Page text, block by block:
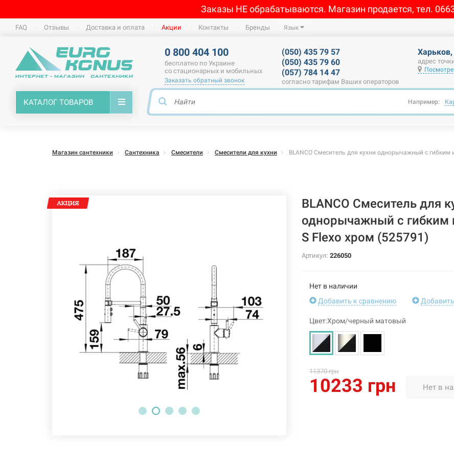
Заказы НЕ обрабатываются. Магазин продается, тел.
FAQ Отзывы Доставка и оплата Акции Контакты Бренды Язык
0 800 404 100
бесплатно по Украине
со стационарных и мобильных
Заказать обратный звонок
(050) 435 79 57
(050) 435 79 60
(057) 784 14 47
согласно тарифам Ваших операторов
адрес
КАТАЛОГ ТОВАРОВ Например:
Магазин сантехники Сантехника Смесители Смесители для кухни BLANCO Смеситель для кухни однорычажный с гибким
BLANCO Смеситель для
однорычажный с гибким
S Flexo хром (525791)
Артикул: 226050
Нет в наличии
Добавить к сравнению
Цвет:Хром/черный матовый
11370 грн
10233 грн Нет в